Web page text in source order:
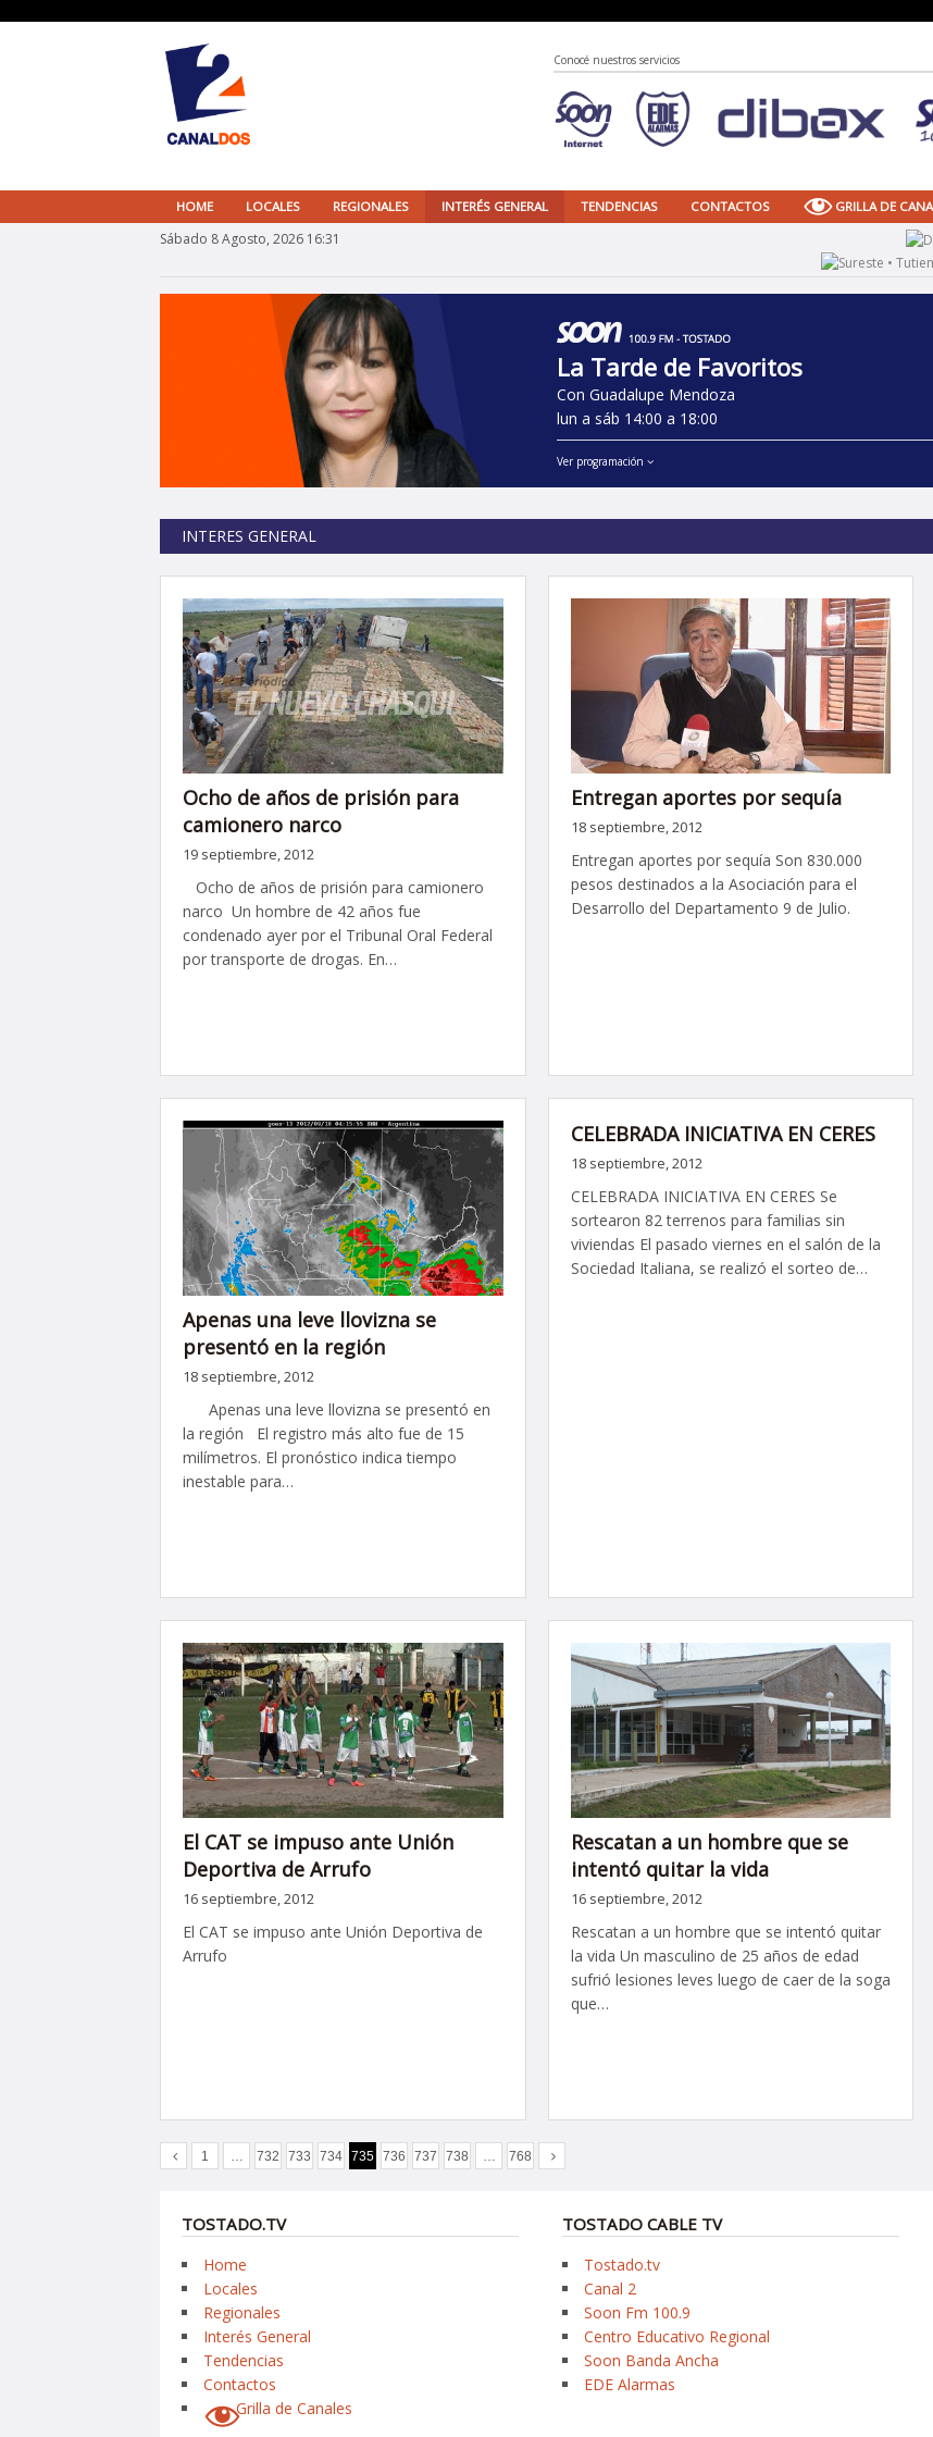
Conocé nuestros servicios
HOME LOCALES REGIONALES INTERÉS GENERAL TENDENCIAS CONTACTOS GRILLA DE
Sábado 8 Agosto, 2026 16:31
La Tarde de Favoritos
Con Guadalupe Mendoza
lun a sáb 14:00 a 18:00
Ver programación
INTERES GENERAL
Ocho de años de prisión para
camionero narco
19 septiembre, 2012
Ocho de años de prisión para camionero
narco Un hombre de 42 años fue
condenado ayer por el Tribunal Oral Federal
por transporte de drogas. En…
Entregan aportes por sequía
18 septiembre, 2012
Entregan aportes por sequía Son 830.000
pesos destinados a la Asociación para el
Desarrollo del Departamento 9 de Julio.
Apenas una leve llovizna se
presentó en la región
18 septiembre, 2012
Apenas una leve llovizna se presentó en
la región El registro más alto fue de 15
milímetros. El pronóstico indica tiempo
inestable para…
CELEBRADA INICIATIVA EN CERES
18 septiembre, 2012
CELEBRADA INICIATIVA EN CERES Se
sortearon 82 terrenos para familias sin
viviendas El pasado viernes en el salón de la
Sociedad Italiana, se realizó el sorteo de…
El CAT se impuso ante Unión
Deportiva de Arrufo
16 septiembre, 2012
El CAT se impuso ante Unión Deportiva de
Arrufo
Rescatan a un hombre que se
intentó quitar la vida
16 septiembre, 2012
Rescatan a un hombre que se intentó quitar
la vida Un masculino de 25 años de edad
sufrió lesiones leves luego de caer de la soga
que…
1 732 733 734 735 736 737 738 768
TOSTADO.TV
Home
Locales
Regionales
Interés General
Tendencias
Contactos
Grilla de Canales
TOSTADO CABLE TV
Tostado.tv
Canal 2
Soon Fm 100.9
Centro Educativo Regional
Soon Banda Ancha
EDE Alarmas